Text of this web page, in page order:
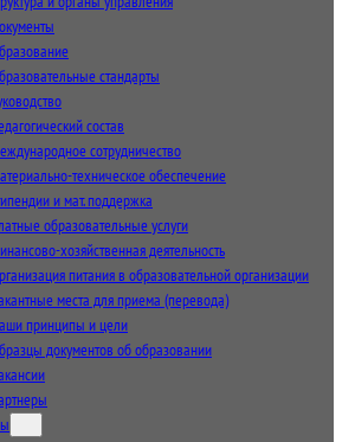
стандарты
состав
сотрудничество
техническое обеспечение
и мат. поддержка
образовательные услуги
хозяйственная деятельность
питания в образовательной организации
места для приема (перевода)
принципы и цели
документов об образовании